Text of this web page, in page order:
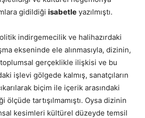
gidildiği isabetle yazılmıştı.
indirgemecilik ve halihazırdaki
ekseninde ele alınmasıyla, dizinin,
gerçeklikle ilişkisi ve bu
işlevi gölgede kalmış, sanatçıların
biçim ile içerik arasındaki
ölçüde tartışılmamıştı. Oysa dizinin
kesimleri kültürel düzeyde temsil